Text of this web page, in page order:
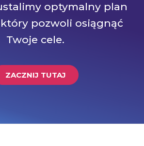
optymalny plan
który pozwoli osiągnąć
Twoje cele.
ZACZNIJ TUTAJ